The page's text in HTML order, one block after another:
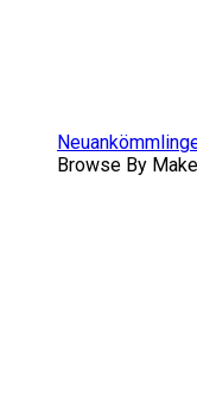
Browse By Make